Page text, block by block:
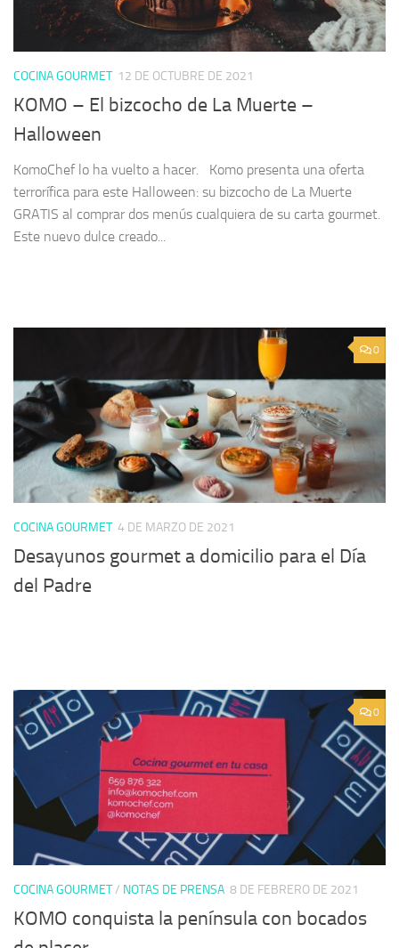
COCINA GOURMET 12 DE OCTUBRE DE 2021
KOMO – El bizcocho de La Muerte –
Halloween
KomoChef lo ha vuelto a hacer. Komo presenta una oferta
terrorífica para este Halloween: su bizcocho de La Muerte
GRATIS al comprar dos menús cualquiera de su carta gourmet.
Este nuevo dulce creado...
0
COCINA GOURMET 4 DE MARZO DE 2021
Desayunos gourmet a domicilio para el Día
del Padre
0
COCINA GOURMET/ NOTAS DE PRENSA 8 DE FEBRERO DE 2021
KOMO conquista la península con bocados